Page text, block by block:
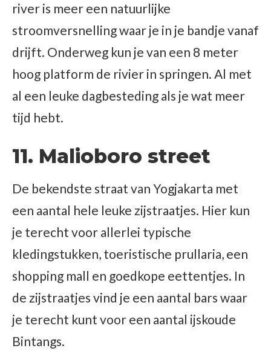
river is meer een natuurlijke
stroomversnelling waar je in je bandje vanaf
drijft. Onderweg kun je van een 8 meter
hoog platform de rivier in springen. Al met
al een leuke dagbesteding als je wat meer
tijd hebt.
11. Malioboro street
De bekendste straat van Yogjakarta met
een aantal hele leuke zijstraatjes. Hier kun
je terecht voor allerlei typische
kledingstukken, toeristische prullaria, een
shopping mall en goedkope eettentjes. In
de zijstraatjes vind je een aantal bars waar
je terecht kunt voor een aantal ijskoude
Bintangs.